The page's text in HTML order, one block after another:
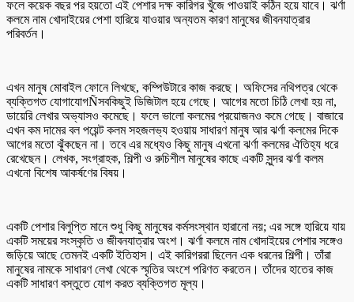
ফলে কয়েক বছর পর হয়তো এই পেশার দক্ষ কারিগর খুঁজে পাওয়াই কঠিন হয়ে যাবে। ঝর্ণা
কলমে নাম খোদাইয়ের পেশা হারিয়ে যাওয়ার অন্যতম কারণ মানুষের জীবনযাত্রার
পরিবর্তন।
এখন মানুষ মোবাইল ফোনে লিখছে, কম্পিউটারে কাজ করছে। অফিসের নথিপত্র থেকে
ব্যক্তিগত যোগাযোগÑসবকিছুই ডিজিটাল হয়ে গেছে। আগের মতো চিঠি লেখা হয় না,
ডায়েরি লেখার অভ্যাসও কমেছে। ফলে ভালো কলমের প্রয়োজনও কমে গেছে। বাজারে
এখন কম দামের বল পয়েন্ট কলম সহজলভ্য হওয়ায় সাধারণ মানুষ আর ঝর্ণা কলমের দিকে
আগের মতো ঝুঁকছেন না। তবে এর মধ্যেও কিছু মানুষ এখনো ঝর্ণা কলমের ঐতিহ্য ধরে
রেখেছেন। লেখক, সংগ্রাহক, শিল্পী ও রুচিশীল মানুষের কাছে একটি সুন্দর ঝর্ণা কলম
এখনো বিশেষ আকর্ষণের বিষয়।
একটি পেশার বিলুপ্তি মানে শুধু কিছু মানুষের কর্মসংস্থান হারানো নয়; এর সঙ্গে হারিয়ে যায়
একটি সময়ের সংস্কৃতি ও জীবনযাত্রার অংশ। ঝর্ণা কলমে নাম খোদাইয়ের পেশার সঙ্গেও
জড়িয়ে আছে তেমনই একটি ইতিহাস। এই কারিগররা ছিলেন এক ধরনের শিল্পী। তাঁরা
মানুষের নামকে সাধারণ লেখা থেকে স্মৃতির অংশে পরিণত করতেন। তাঁদের হাতের কাজ
একটি সাধারণ বস্তুতে যোগ করত ব্যক্তিগত মূল্য।